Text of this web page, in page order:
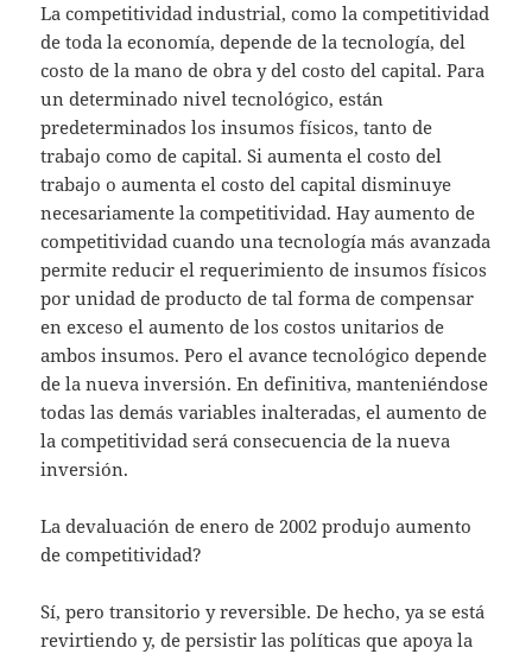
La competitividad industrial, como la competitividad
de toda la economía, depende de la tecnología, del
costo de la mano de obra y del costo del capital. Para
un determinado nivel tecnológico, están
predeterminados los insumos físicos, tanto de
trabajo como de capital. Si aumenta el costo del
trabajo o aumenta el costo del capital disminuye
necesariamente la competitividad. Hay aumento de
competitividad cuando una tecnología más avanzada
permite reducir el requerimiento de insumos físicos
por unidad de producto de tal forma de compensar
en exceso el aumento de los costos unitarios de
ambos insumos. Pero el avance tecnológico depende
de la nueva inversión. En definitiva, manteniéndose
todas las demás variables inalteradas, el aumento de
la competitividad será consecuencia de la nueva
inversión.
La devaluación de enero de 2002 produjo aumento
de competitividad?
Sí, pero transitorio y reversible. De hecho, ya se está
revirtiendo y, de persistir las políticas que apoya la